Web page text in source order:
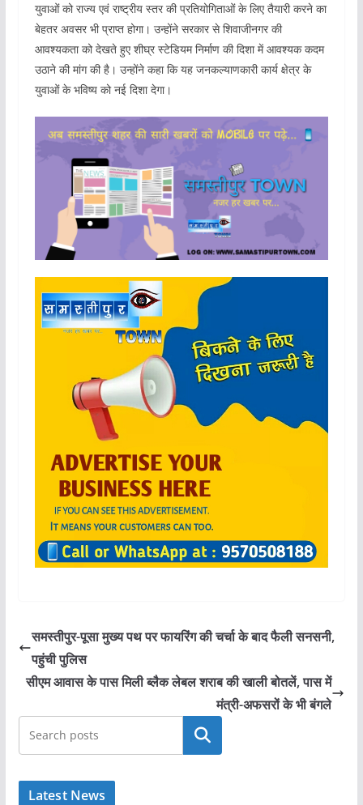
युवाओं को राज्य एवं राष्ट्रीय स्तर की प्रतियोगिताओं के लिए तैयारी करने का
बेहतर अवसर भी प्राप्त होगा। उन्होंने सरकार से शिवाजीनगर की
आवश्यकता को देखते हुए शीघ्र स्टेडियम निर्माण की दिशा में आवश्यक कदम
उठाने की मांग की है। उन्होंने कहा कि यह जनकल्याणकारी कार्य क्षेत्र के
युवाओं के भविष्य को नई दिशा देगा।
समस्तीपुर-पूसा मुख्य पथ पर फायरिंग की चर्चा के बाद फैली सनसनी,
पहुंची पुलिस
सीएम आवास के पास मिली ब्लैक लेबल शराब की खाली बोतलें, पास में
मंत्री-अफसरों के भी बंगले
खोजें
Latest News